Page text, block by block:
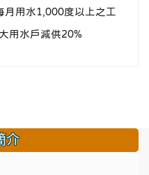
月用水1,000度以上之工
用水戶減供20%
介